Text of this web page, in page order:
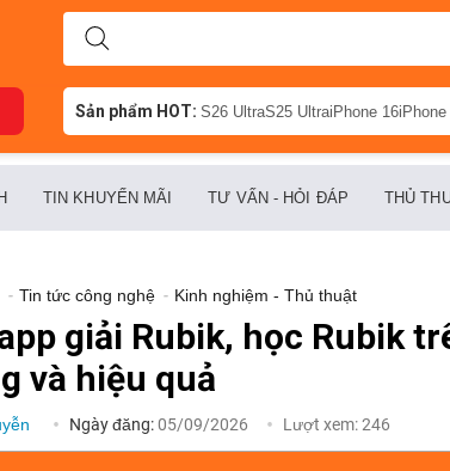
Sản phẩm HOT: S26 UltraS25 UltraiPhone 16iPhone
TIN KHUYẾN MÃI TƯ VẤN - HỎI ĐÁP THỦ
- Tin tức công nghệ - Kinh nghiệm - Thủ thuật
giải Rubik, học Rubik
và hiệu quả
Ngày đăng:05/09/2026 Lượt xem:246